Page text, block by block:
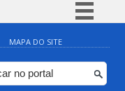
Simplifique!
Comunica BR
Participe
MAPA DO SITE